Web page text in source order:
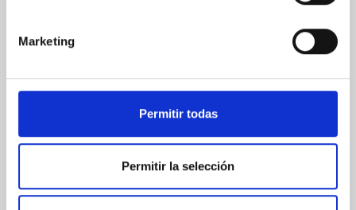
Marketing
Permitir todas
Permitir la selección